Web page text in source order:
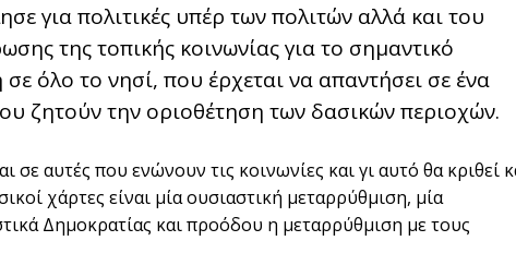
για πολιτικές υπέρ των πολιτών αλλά και του
της τοπικής κοινωνίας για το σημαντικό
όλο το νησί, που έρχεται να απαντήσει σε ένα
ζητούν την οριοθέτηση των δασικών περιοχών.
σε αυτές που ενώνουν τις κοινωνίες και γι αυτό θα κριθεί
χάρτες είναι μία ουσιαστική μεταρρύθμιση, μία
Δημοκρατίας και προόδου η μεταρρύθμιση με τους